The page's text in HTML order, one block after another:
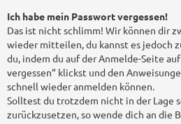
Ich habe mein Passwort vergessen!
Das ist nicht schlimm! Wir können dir
wieder mitteilen, du kannst es jedoch
du, indem du auf der Anmelde-Seite
vergessen“ klickst und den
schnell wieder anmelden können.
Solltest du trotzdem nicht in der Lage
zurückzusetzen, so wende dich an die